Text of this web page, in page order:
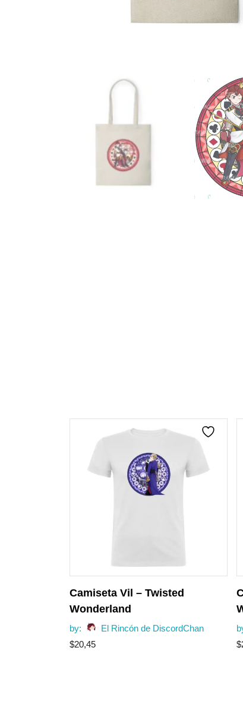
Camiseta Vil – Twisted
Wonderland
by:
El Rincón de DiscordChan
$20,45
$